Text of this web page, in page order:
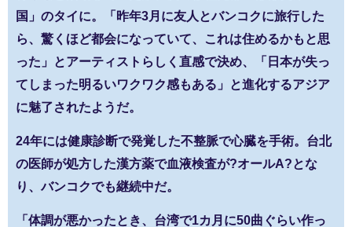
国」のタイに。「昨年3月に友人とバンコクに旅行した
ら、驚くほど都会になっていて、これは住めるかもと思
った」とアーティストらしく直感で決め、「日本が失っ
てしまった明るいワクワク感もある」と進化するアジア
に魅了されたようだ。
24年には健康診断で発覚した不整脈で心臓を手術。台北
の医師が処方した漢方薬で血液検査が?オールA?とな
り、バンコクでも継続中だ。
「体調が悪かったとき、台湾で1カ月に50曲ぐらい作っ